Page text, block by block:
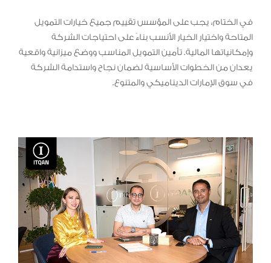
في الختام، يجب على المؤسس تقييم جميع خيارات التمويل
المتاحة واختيار الخيار الأنسب بناءً على احتياجات الشركة
وإمكانياتها المالية. تأمين التمويل المناسب ووضع ميزانية واقعية
يعدان من الخطوات الأساسية لضمان نجاح واستدامة الشركة
في سوق الإمارات الديناميكي والمتنوع.